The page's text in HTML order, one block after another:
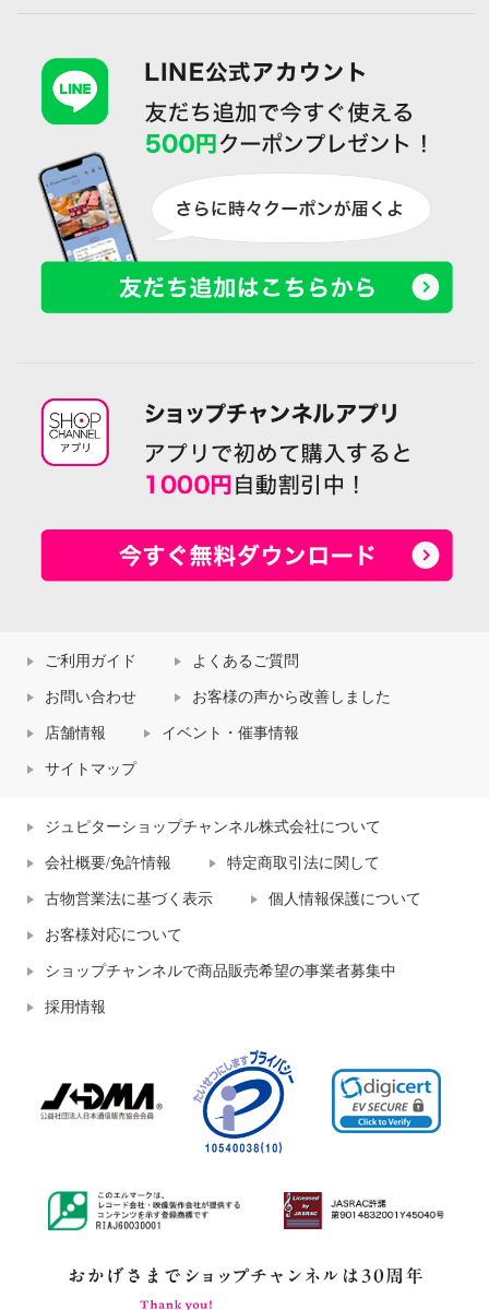
ご利用ガイド よくあるご質問
お問い合わせ お客様の声から改善しました
店舗情報 イベント・催事情報
サイトマップ
ジュピターショップチャンネル株式会社について
会社概要/免許情報 特定商取引法に関して
古物営業法に基づく表示 個人情報保護について
お客様対応について
ショップチャンネルで商品販売希望の事業者募集中
採用情報